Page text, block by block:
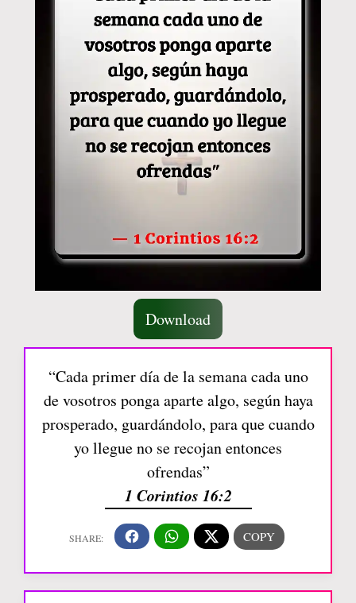
Download
“Cada primer día de la semana cada uno
de vosotros ponga aparte algo, según haya
prosperado, guardándolo, para que cuando
yo llegue no se recojan entonces
ofrendas”
1 Corintios 16:2